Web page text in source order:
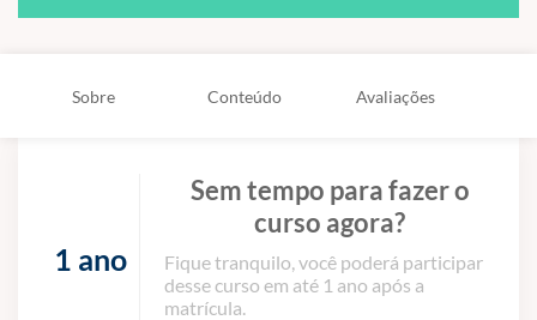
Sobre Conteúdo Avaliações
1 ano
Sem tempo para fazer o
curso agora?
Fique tranquilo, você poderá participar
desse curso em até 1 ano após a
matrícula.